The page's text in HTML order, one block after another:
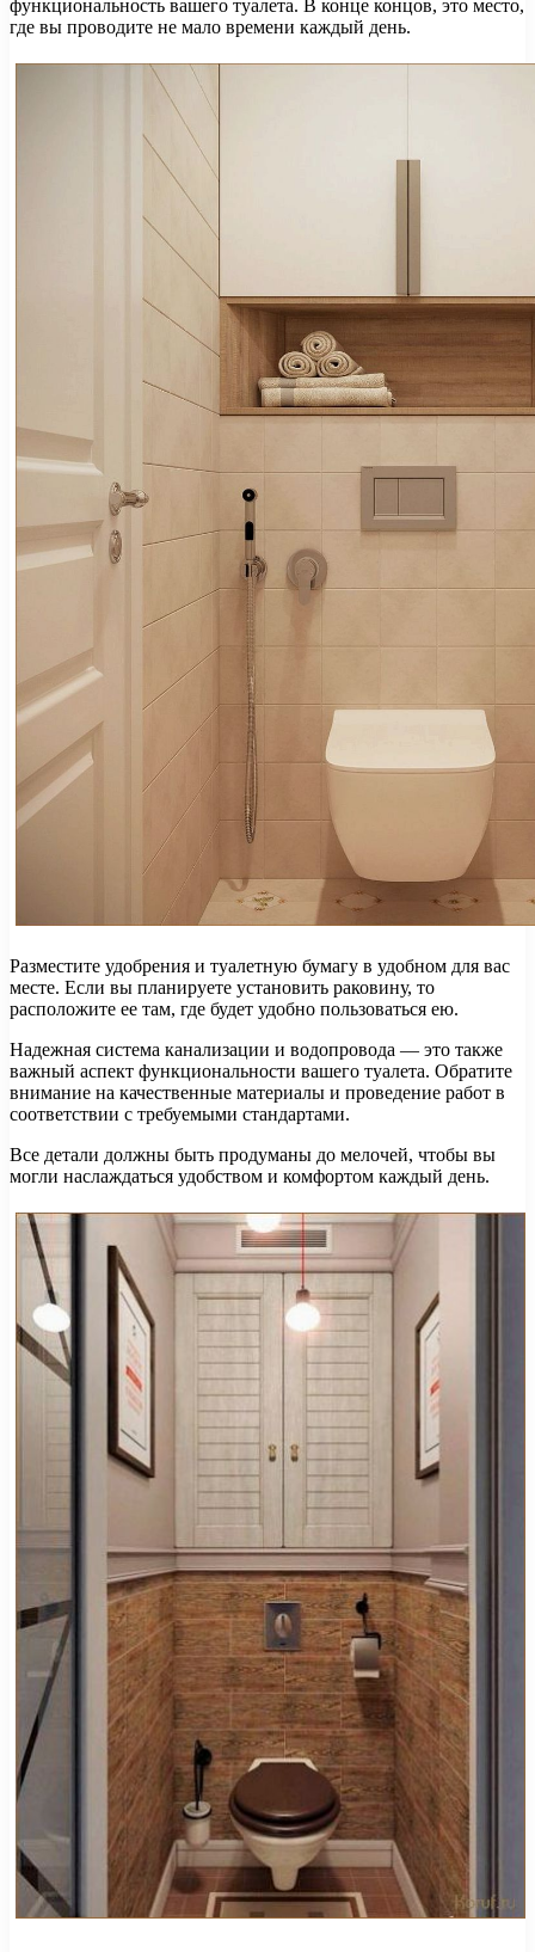
функциональность вашего туалета. В конце концов, это место,
где вы проводите не мало времени каждый день.
Разместите удобрения и туалетную бумагу в удобном для вас
месте. Если вы планируете установить раковину, то
расположите ее там, где будет удобно пользоваться ею.
Надежная система канализации и водопровода — это также
важный аспект функциональности вашего туалета. Обратите
внимание на качественные материалы и проведение работ в
соответствии с требуемыми стандартами.
Все детали должны быть продуманы до мелочей, чтобы вы
могли наслаждаться удобством и комфортом каждый день.